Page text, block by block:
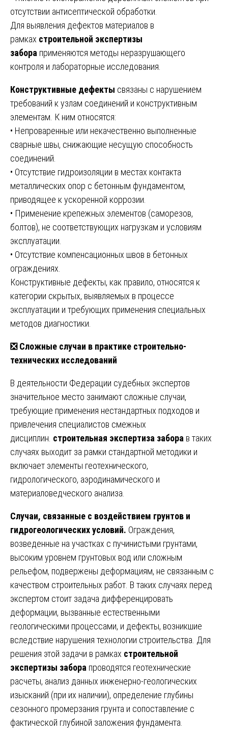
отсутствии антисептической обработки.
Для выявления дефектов материалов в
рамках строительной экспертизы
забора применяются методы неразрушающего
контроля и лабораторные исследования.
Конструктивные дефекты связаны с нарушением
требований к узлам соединений и конструктивным
элементам. К ним относятся:
• Непроваренные или некачественно выполненные
сварные швы, снижающие несущую способность
соединений.
• Отсутствие гидроизоляции в местах контакта
металлических опор с бетонным фундаментом,
приводящее к ускоренной коррозии.
• Применение крепежных элементов (саморезов,
болтов), не соответствующих нагрузкам и условиям
эксплуатации.
• Отсутствие компенсационных швов в бетонных
ограждениях.
Конструктивные дефекты, как правило, относятся к
категории скрытых, выявляемых в процессе
эксплуатации и требующих применения специальных
методов диагностики.
❎Сложные случаи в практике строительно-
технических исследований
В деятельности Федерации судебных экспертов
значительное место занимают сложные случаи,
требующие применения нестандартных подходов и
привлечения специалистов смежных
дисциплин. строительная экспертиза забора в таких
случаях выходит за рамки стандартной методики и
включает элементы геотехнического,
гидрологического, аэродинамического и
материаловедческого анализа.
Случаи, связанные с воздействием грунтов и
гидрогеологических условий. Ограждения,
возведенные на участках с пучинистыми грунтами,
высоким уровнем грунтовых вод или сложным
рельефом, подвержены деформациям, не связанным с
качеством строительных работ. В таких случаях перед
экспертом стоит задача дифференцировать
деформации, вызванные естественными
геологическими процессами, и дефекты, возникшие
вследствие нарушения технологии строительства. Для
решения этой задачи в рамках строительной
экспертизы забора проводятся геотехнические
расчеты, анализ данных инженерно-геологических
изысканий (при их наличии), определение глубины
сезонного промерзания грунта и сопоставление с
фактической глубиной заложения фундамента.